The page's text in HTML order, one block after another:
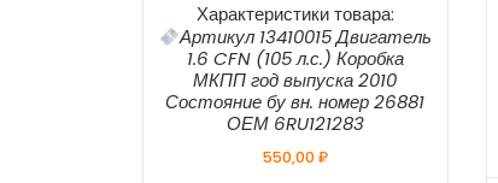
Характеристики товара:
Артикул 13410015 Двигатель
1.6 CFN (105 л.с.) Коробка
МКПП год выпуска 2010
Состояние бу вн. номер 26881
ОЕМ 6RU121283
550,00₽